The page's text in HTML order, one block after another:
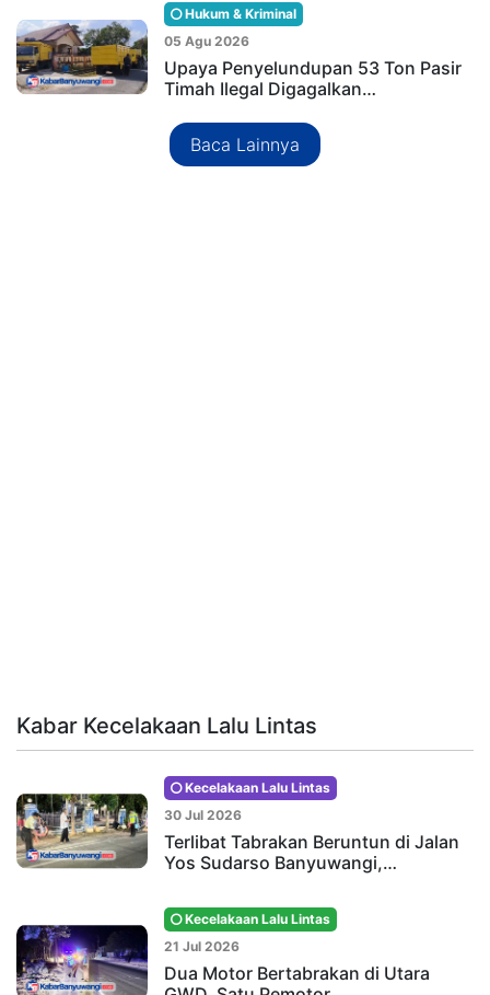
Hukum & Kriminal
05 Agu 2026
Upaya Penyelundupan 53 Ton Pasir
Timah Ilegal Digagalkan…
Baca Lainnya
Kabar Kecelakaan Lalu Lintas
Kecelakaan Lalu Lintas
30 Jul 2026
Terlibat Tabrakan Beruntun di Jalan
Yos Sudarso Banyuwangi,…
Kecelakaan Lalu Lintas
21 Jul 2026
Dua Motor Bertabrakan di Utara